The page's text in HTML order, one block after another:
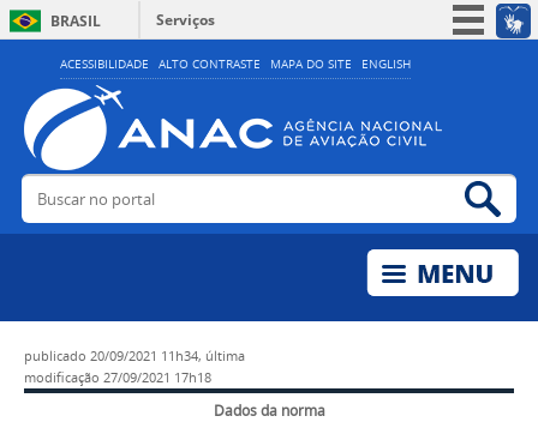
ACESSIBILIDADE ALTO CONTRASTE MAPA DO SITE ENGLISH
BRASIL
Serviços
Simplifique!
Acesso à informação
Legislação
Buscar no portal
publicado 20/09/2021 11h34, última
modificação 27/09/2021 17h18
Dados da norma